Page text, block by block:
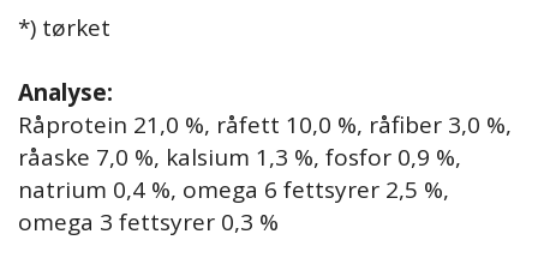
*) tørket
Analyse:
Råprotein 21,0 %, råfett 10,0 %, råfiber 3,0 %,
råaske 7,0 %, kalsium 1,3 %, fosfor 0,9 %,
natrium 0,4 %, omega 6 fettsyrer 2,5 %,
omega 3 fettsyrer 0,3 %